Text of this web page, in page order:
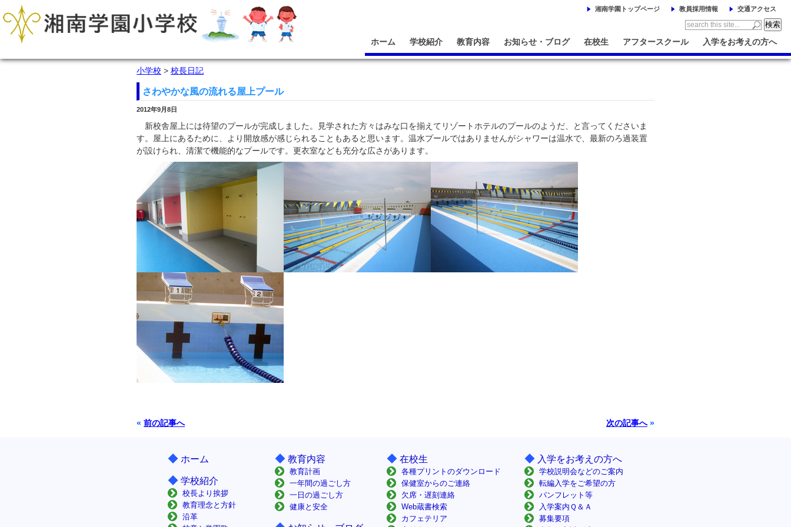
湘南学園トップページ 教員採用情報 交通アクセス
ホーム 学校紹介 教育内容 お知らせ・ブログ 在校生 アフタースクール 入学をお考えの方へ
小学校 > 校長日記
さわやかな風の流れる屋上プール
2012年9月8日
新校舎屋上には待望のプールが完成しました。見学された方々はみな口を揃えてリゾートホテルのプールのようだ、と言ってくださいま
す。屋上にあるために、より開放感が感じられることもあると思います。温水プールではありませんがシャワーは温水で、最新のろ過装置
が設けられ、清潔で機能的なプールです。更衣室なども充分な広さがあります。
« 前の記事へ 次の記事へ»
◆ ホーム
◆ 学校紹介
校長より挨拶
教育理念と方針
沿革
◆ 教育内容
教育計画
一年間の過ごし方
一日の過ごし方
健康と安全
◆ 在校生
各種プリントのダウンロード
保健室からのご連絡
欠席・遅刻連絡
Web蔵書検索
カフェテリア
◆ 入学をお考えの方へ
学校説明会などのご案内
転編入学をご希望の方
パンフレット等
入学案内Ｑ＆Ａ
募集要項